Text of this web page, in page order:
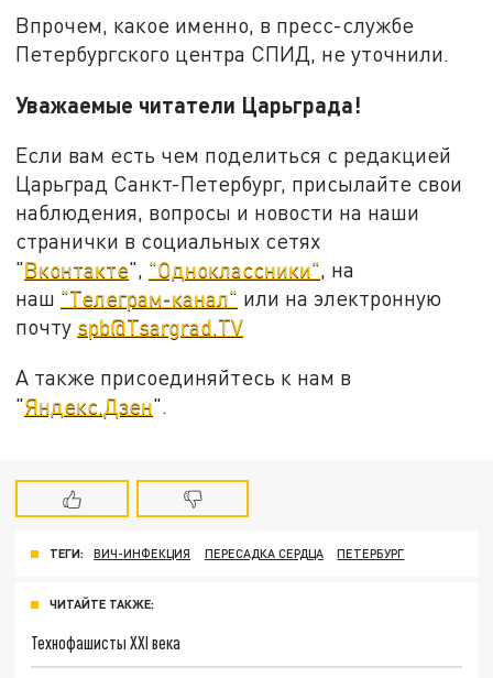
Впрочем, какое именно, в пресс-службе
Петербургского центра СПИД, не уточнили.
Уважаемые читатели Царьграда!
Если вам есть чем поделиться с редакцией
Царьград Санкт-Петербург, присылайте свои
наблюдения, вопросы и новости на наши
странички в социальных сетях
"Вконтакте", "Одноклассники", на
наш "Телеграм-канал" или на электронную
почту spb@Tsargrad.TV
А также присоединяйтесь к нам в
"Яндекс.Дзен".
ТЕГИ: ВИЧ-ИНФЕКЦИЯ ПЕРЕСАДКА СЕРДЦА ПЕТЕРБУРГ
ЧИТАЙТЕ ТАКЖЕ:
Технофашисты XXI века